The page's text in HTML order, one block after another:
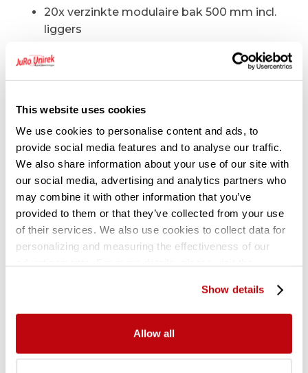
This website uses cookies
We use cookies to personalise content and ads, to
provide social media features and to analyse our traffic.
We also share information about your use of our site with
our social media, advertising and analytics partners who
may combine it with other information that you’ve
provided to them or that they’ve collected from your use
of their services. We also use cookies to collect data for
personalizing and measuring the effectiveness of our
Show details
Allow all
20x verzinkte modulaire bak 500 mm incl.
liggers
24x vakverdeelschot t.b.v. modulaire bak
Technische specificaties:
Draagvermogen legbord 235 kg
Staanders voorzien van 3x horizontale
schoor en 1x kruisschoor
Legborden om de 33 mm verstelbaar
Gerelateerde producten